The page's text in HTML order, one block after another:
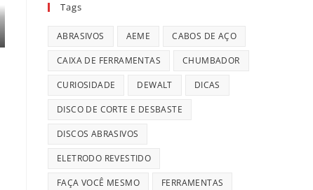
Tags
ABRASIVOS AEME CABOS DE AÇO
CAIXA DE FERRAMENTAS CHUMBADOR
CURIOSIDADE DEWALT DICAS
DISCO DE CORTE E DESBASTE
DISCOS ABRASIVOS
ELETRODO REVESTIDO
FAÇA VOCÊ MESMO FERRAMENTAS